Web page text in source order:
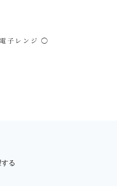
子レンジ ◯
る